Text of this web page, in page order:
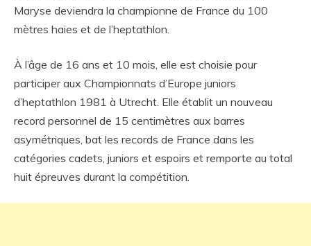
Maryse deviendra la championne de France du 100
mètres haies et de l’heptathlon.
À l’âge de 16 ans et 10 mois, elle est choisie pour
participer aux Championnats d’Europe juniors
d’heptathlon 1981 à Utrecht. Elle établit un nouveau
record personnel de 15 centimètres aux barres
asymétriques, bat les records de France dans les
catégories cadets, juniors et espoirs et remporte au total
huit épreuves durant la compétition.